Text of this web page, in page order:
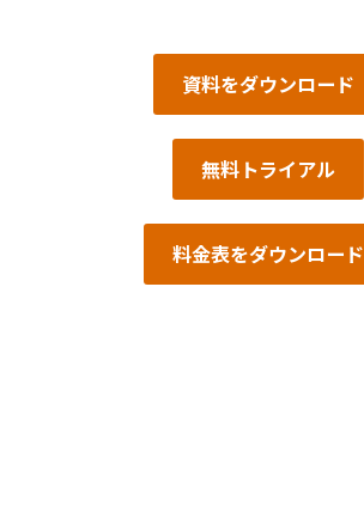
資料をダウンロード
無料トライアル
料金表をダウンロード